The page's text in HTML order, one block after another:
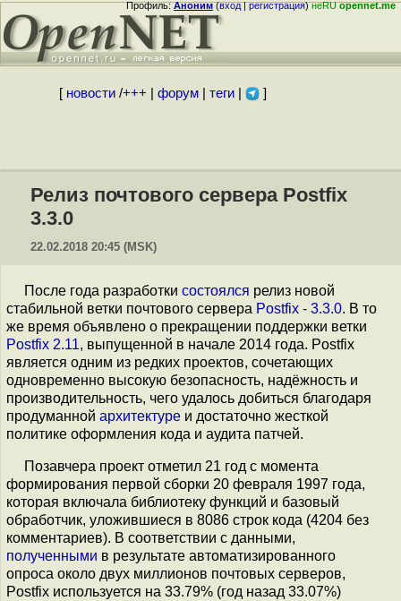
Профиль:Аноним(вход|регистрация)неRUopennet.me
[ новости/+++ форум| теги| ]
Релиз почтового сервера Postfix
3.3.0
22.02.2018 20:45 (MSK)
После года разработки состоялся релиз новой
стабильной ветки почтового сервера Postfix - 3.3.0. В то
же время объявлено о прекращении поддержки ветки
Postfix 2.11, выпущенной в начале 2014 года. Postfix
является одним из редких проектов, сочетающих
одновременно высокую безопасность, надёжность и
производительность, чего удалось добиться благодаря
продуманной архитектуре и достаточно жесткой
политике оформления кода и аудита патчей.
Позавчера проект отметил 21 год с момента
формирования первой сборки 20 февраля 1997 года,
которая включала библиотеку функций и базовый
обработчик, уложившиеся в 8086 строк кода (4204 без
комментариев). В соответствии с данными,
полученными в результате автоматизированного
опроса около двух миллионов почтовых серверов,
Postfix используется на 33.79% (год назад 33.07%)